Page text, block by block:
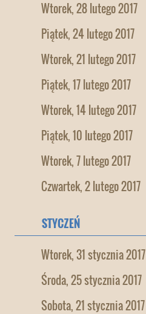
Wtorek, 28 lutego 2017
Piątek, 24 lutego 2017
Wtorek, 21 lutego 2017
Piątek, 17 lutego 2017
Wtorek, 14 lutego 2017
Piątek, 10 lutego 2017
Wtorek, 7 lutego 2017
Czwartek, 2 lutego 2017
STYCZEŃ
Wtorek, 31 stycznia 2017
Środa, 25 stycznia 2017
Sobota, 21 stycznia 2017